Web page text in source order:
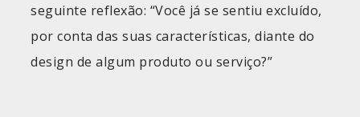
seguinte reflexão: “Você já se sentiu excluído,
por conta das suas características, diante do
design de algum produto ou serviço?”